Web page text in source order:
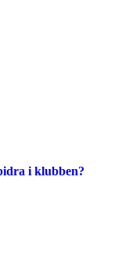
i klubben?